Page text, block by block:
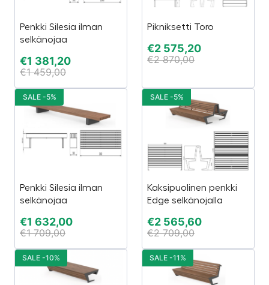
Penkki Silesia ilman
selkänojaa
€1 381,20
€1 459,00
Pikniksetti Toro
€2 575,20
€2 870,00
Penkki Silesia ilman
selkänojaa
€1 632,00
€1 709,00
SALE -5%
Kaksipuolinen penkki
Edge selkänojalla
€2 565,60
€2 709,00
SALE -5%
SALE -10% SALE -11%